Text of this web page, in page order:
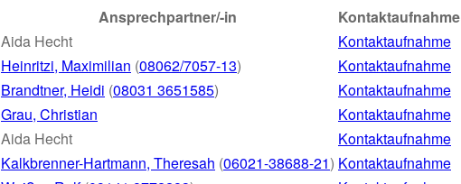
Ansprechpartner/-in
Kontaktaufnahme
Aida Hecht
Kontaktaufnahme
Heinritzi, Maximilian (08062/7057-13)
Kontaktaufnahme
Brandtner, Heidi (08031 3651585)
Kontaktaufnahme
Grau, Christian
Kontaktaufnahme
Aida Hecht
Kontaktaufnahme
Kalkbrenner-Hartmann, Theresah (06021-38688-21) Kontaktaufnahme